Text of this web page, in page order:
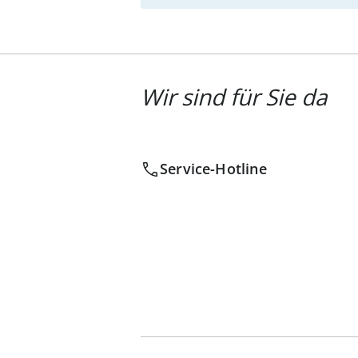
Wir sind für Sie da
Service-Hotline